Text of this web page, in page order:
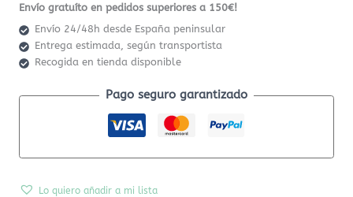
Envío gratuíto en pedidos superiores a 150€!
Envío 24/48h desde España peninsular
Entrega estimada, según transportista
Recogida en tienda disponible
Pago seguro garantizado
Lo quiero añadir a mi lista